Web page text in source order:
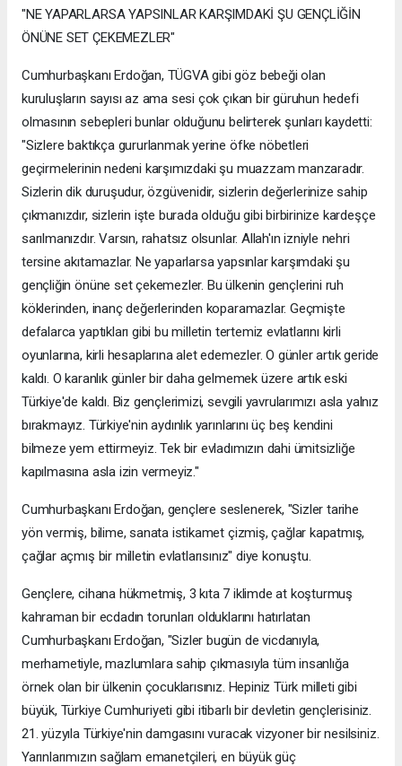
"NE YAPARLARSA YAPSINLAR KARŞIMDAKİ ŞU GENÇLİĞİN
ÖNÜNE SET ÇEKEMEZLER"
Cumhurbaşkanı Erdoğan, TÜGVA gibi göz bebeği olan
kuruluşların sayısı az ama sesi çok çıkan bir güruhun hedefi
olmasının sebepleri bunlar olduğunu belirterek şunları kaydetti:
"Sizlere baktıkça gururlanmak yerine öfke nöbetleri
geçirmelerinin nedeni karşımızdaki şu muazzam manzaradır.
Sizlerin dik duruşudur, özgüvenidir, sizlerin değerlerinize sahip
çıkmanızdır, sizlerin işte burada olduğu gibi birbirinize kardeşçe
sarılmanızdır. Varsın, rahatsız olsunlar. Allah'ın izniyle nehri
tersine akıtamazlar. Ne yaparlarsa yapsınlar karşımdaki şu
gençliğin önüne set çekemezler. Bu ülkenin gençlerini ruh
köklerinden, inanç değerlerinden koparamazlar. Geçmişte
defalarca yaptıkları gibi bu milletin tertemiz evlatlarını kirli
oyunlarına, kirli hesaplarına alet edemezler. O günler artık geride
kaldı. O karanlık günler bir daha gelmemek üzere artık eski
Türkiye'de kaldı. Biz gençlerimizi, sevgili yavrularımızı asla yalnız
bırakmayız. Türkiye'nin aydınlık yarınlarını üç beş kendini
bilmeze yem ettirmeyiz. Tek bir evladımızın dahi ümitsizliğe
kapılmasına asla izin vermeyiz."
Cumhurbaşkanı Erdoğan, gençlere seslenerek, "Sizler tarihe
yön vermiş, bilime, sanata istikamet çizmiş, çağlar kapatmış,
çağlar açmış bir milletin evlatlarısınız" diye konuştu.
Gençlere, cihana hükmetmiş, 3 kıta 7 iklimde at koşturmuş
kahraman bir ecdadın torunları olduklarını hatırlatan
Cumhurbaşkanı Erdoğan, "Sizler bugün de vicdanıyla,
merhametiyle, mazlumlara sahip çıkmasıyla tüm insanlığa
örnek olan bir ülkenin çocuklarısınız. Hepiniz Türk milleti gibi
büyük, Türkiye Cumhuriyeti gibi itibarlı bir devletin gençlerisiniz.
21. yüzyıla Türkiye'nin damgasını vuracak vizyoner bir nesilsiniz.
Yarınlarımızın sağlam emanetçileri, en büyük güç